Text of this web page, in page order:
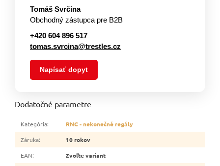
Tomáš Svrčina
Obchodný zástupca pre B2B
+420 604 896 517
tomas.svrcina@trestles.cz
Napísať dopyt
Dodatočné parametre
Kategória:
RNC - nekonečné regály
Záruka:
10 rokov
EAN:
Zvoľte variant